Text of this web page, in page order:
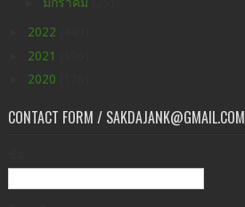
2022
2021
2020
CONTACT FORM / SAKDAJANK@GMAIL.COM